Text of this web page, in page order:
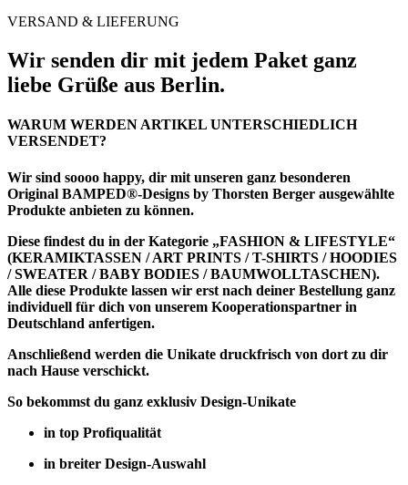
VERSAND & LIEFERUNG
Wir senden dir mit jedem Paket ganz
liebe Grüße aus Berlin.
WARUM WERDEN ARTIKEL UNTERSCHIEDLICH
VERSENDET?
Wir sind soooo happy, dir mit unseren ganz besonderen
Original BAMPED®-Designs by Thorsten Berger ausgewählte
Produkte anbieten zu können.
Diese findest du in der Kategorie „FASHION & LIFESTYLE“
(KERAMIKTASSEN / ART PRINTS / T-SHIRTS / HOODIES
/ SWEATER / BABY BODIES / BAUMWOLLTASCHEN).
Alle diese Produkte lassen wir erst nach deiner Bestellung ganz
individuell für dich von unserem Kooperationspartner in
Deutschland anfertigen.
Anschließend werden die Unikate druckfrisch von dort zu dir
nach Hause verschickt.
So bekommst du ganz exklusiv Design-Unikate
in top Profiqualität
in breiter Design-Auswahl